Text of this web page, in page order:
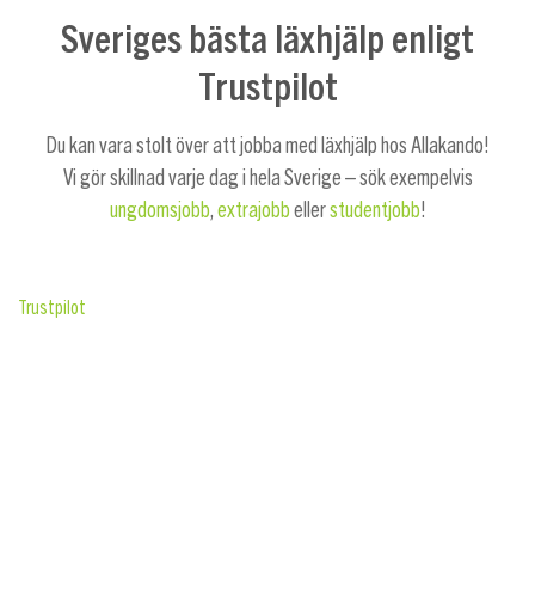
Sveriges bästa läxhjälp enligt
Trustpilot
Du kan vara stolt över att jobba med läxhjälp hos Allakando!
Vi gör skillnad varje dag i hela Sverige – sök exempelvis
ungdomsjobb, extrajobb ellerstudentjobb!
Trustpilot